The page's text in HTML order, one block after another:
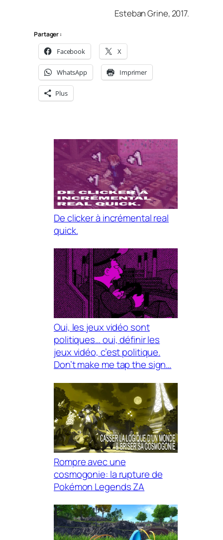
Esteban Grine, 2017.
Partager :
Facebook X
WhatsApp Imprimer
Plus
De clicker à incrémental real
quick.
Oui, les jeux vidéo sont
politiques… oui, définir les
jeux vidéo, c’est politique.
Don’t make me tap the sign…
Rompre avec une
cosmogonie: la rupture de
Pokémon Legends ZA